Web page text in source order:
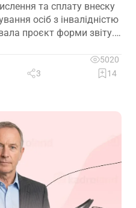
та сплату внеску
осіб з інвалідністю
проєкт форми звіту.
5020
3 14